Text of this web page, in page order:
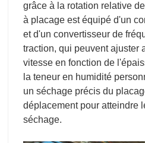
grâce à la rotation relative
à placage est équipé d'un
et d'un convertisseur de
traction, qui peuvent ajuster
vitesse en fonction de
la teneur en humidité
un séchage précis du
déplacement pour atteindre
séchage.